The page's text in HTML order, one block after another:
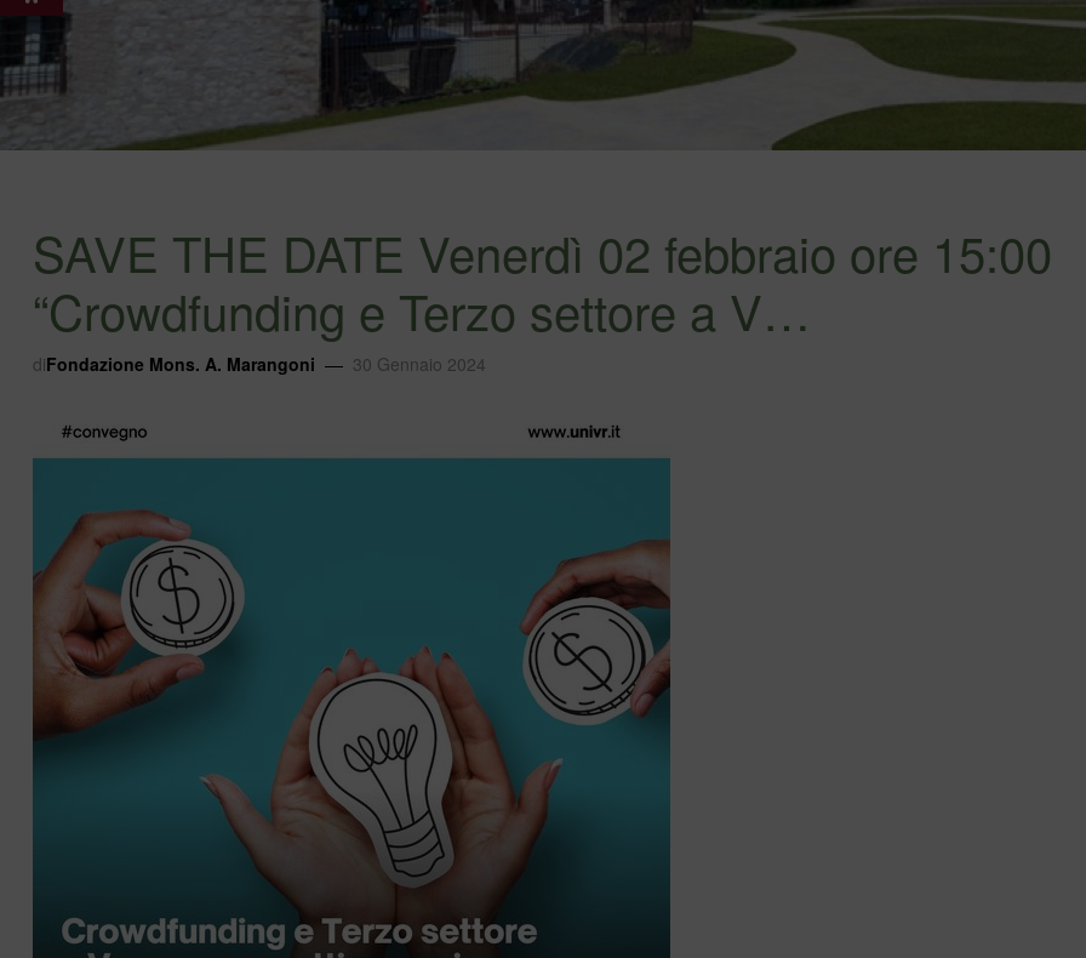
SAVE THE DATE Venerdì 02 febbraio ore 15:00
“Crowdfunding e Terzo settore a V…
diFondazione Mons. A. Marangoni 30 Gennaio 2024